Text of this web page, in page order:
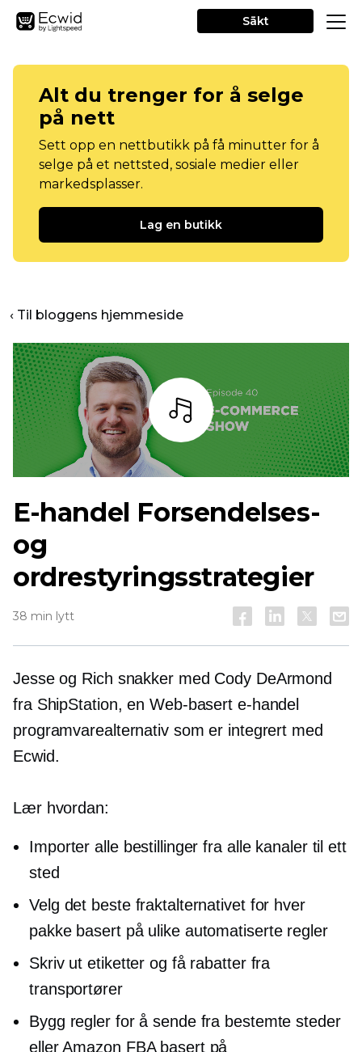
Sākt
Alt du trenger for å selge
på nett
Sett opp en nettbutikk på få minutter for å
selge på et nettsted, sosiale medier eller
markedsplasser.
Lag en butikk
‹ Til bloggens hjemmeside
Lytt
E-handel Forsendelses-
og
ordrestyringsstrategier
38 min lytt
Jesse og Rich snakker med Cody DeArmond
fra ShipStation, en Web-basert e-handel
programvarealternativ som er integrert med
Ecwid.
Lær hvordan:
Importer alle bestillinger fra alle kanaler til ett
sted
Velg det beste fraktalternativet for hver
pakke basert på ulike automatiserte regler
Skriv ut etiketter og få rabatter fra
transportører
Bygg regler for å sende fra bestemte steder
eller Amazon FBA basert på